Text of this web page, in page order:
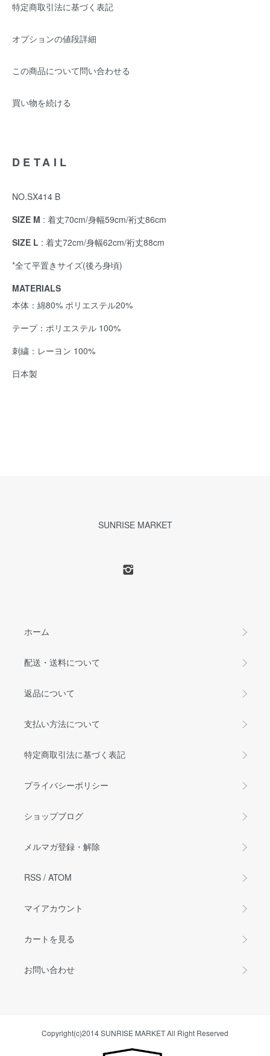
特定商取引法に基づく表記
オプションの値段詳細
この商品について問い合わせる
買い物を続ける
DETAIL
NO.SX414 B
SIZE M : 着丈70cm/身幅59cm/裄丈86cm
SIZE L : 着丈72cm/身幅62cm/裄丈88cm
*全て平置きサイズ(後ろ身頃)
MATERIALS
本体：綿80% ポリエステル20%
テープ：ポリエステル 100%
刺繍：レーヨン 100%
日本製
SUNRISE MARKET
ホーム
配送・送料について
返品について
支払い方法について
特定商取引法に基づく表記
プライバシーポリシー
ショップブログ
メルマガ登録・解除
RSS / ATOM
マイアカウント
カートを見る
お問い合わせ
Copyright(c)2014 SUNRISE MARKET All Right Reserved